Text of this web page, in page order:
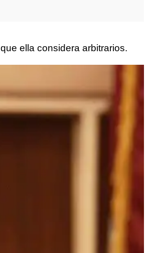
que ella considera arbitrarios.